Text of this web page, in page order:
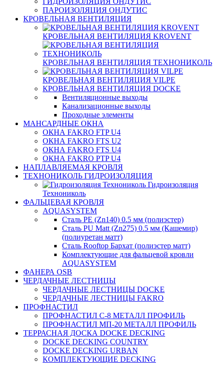
ПАРОИЗОЛЯЦИЯ ОНДУТИС
КРОВЕЛЬНАЯ ВЕНТИЛЯЦИЯ
КРОВЕЛЬНАЯ ВЕНТИЛЯЦИЯ KROVENT
КРОВЕЛЬНАЯ ВЕНТИЛЯЦИЯ ТЕХНОНИКОЛЬ
КРОВЕЛЬНАЯ ВЕНТИЛЯЦИЯ VILPE
КРОВЕЛЬНАЯ ВЕНТИЛЯЦИЯ DOCKE
Вентиляционные выходы
Канализационные выходы
Проходные элементы
МАНСАРДНЫЕ ОКНА
ОКНА FAKRO FTP U4
ОКНА FAKRO FTS U2
ОКНА FAKRO FTS U4
ОКНА FAKRO PTP U4
НАПЛАВЛЯЕМАЯ КРОВЛЯ
ТЕХНОНИКОЛЬ ГИДРОИЗОЛЯЦИЯ
Гидроизоляция
Технониколь
ФАЛЬЦЕВАЯ КРОВЛЯ
AQUASYSTEM
Сталь PE (Zn140) 0.5 мм (полиэстер)
Сталь PU Matt (Zn275) 0.5 мм (Кашемир)
(полиуретан матт)
Сталь Rooftop Бархат (полиэстер матт)
Комплектующие для фальцевой кровли
AQUASYSTEM
ФАНЕРА OSB
ЧЕРДАЧНЫЕ ЛЕСТНИЦЫ
ЧЕРДАЧНЫЕ ЛЕСТНИЦЫ DOCKE
ЧЕРДАЧНЫЕ ЛЕСТНИЦЫ FAKRO
ПРОФНАСТИЛ
ПРОФНАСТИЛ C-8 МЕТАЛЛ ПРОФИЛЬ
ПРОФНАСТИЛ МП-20 МЕТАЛЛ ПРОФИЛЬ
ТЕРРАСНАЯ ДОСКА DOCKE DECKING
DOCKE DECKING COUNTRY
DOCKE DECKING URBAN
КОМПЛЕКТУЮЩИЕ DECKING